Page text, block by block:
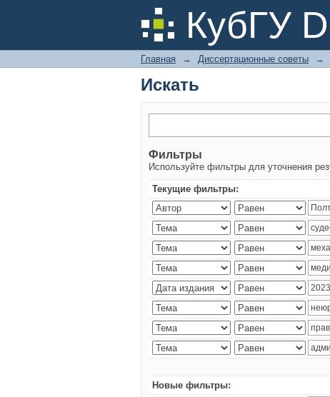
КубГУ
Искать
Главная → Диссертационные советы →
Искать
Фильтры
Используйте фильтры для уточнения
Текущие фильтры:
Новые фильтры: